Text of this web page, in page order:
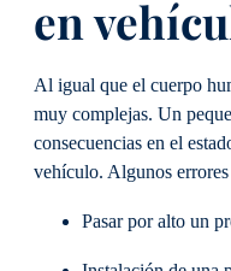
en
Al igual que el cuerpo
muy complejas. Un
consecuencias en el
vehículo. Algunos
Pasar por alto un